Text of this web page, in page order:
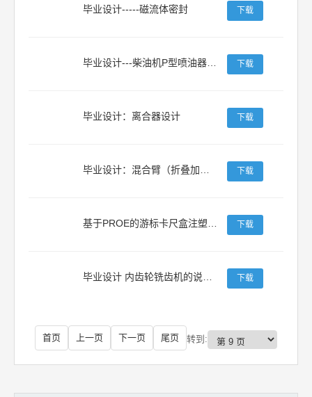
毕业设计-----磁流体密封 下载
下载
毕业设计：离合器设计 下载
下载
下载
下载
首页 上一页 下一页 尾页 转到: